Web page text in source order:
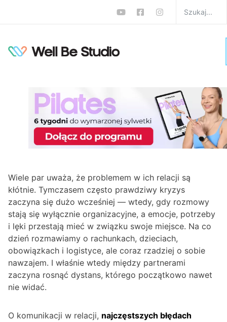
Komunikacja w związku:
psycholog Magdalena
Kleczyńska
Podcast,Podcasty,Psyche,WellBeStories
Monika Zalewska-Biełło
0 komentarzy
Wiele par uważa, że problemem w ich relacji są
kłótnie. Tymczasem często prawdziwy kryzys
zaczyna się dużo wcześniej — wtedy, gdy rozmowy
stają się wyłącznie organizacyjne, a emocje, potrzeby
i lęki przestają mieć w związku swoje miejsce. Na co
dzień rozmawiamy o rachunkach, dzieciach,
obowiązkach i logistyce, ale coraz rzadziej o sobie
nawzajem. I właśnie wtedy między partnerami
zaczyna rosnąć dystans, którego początkowo nawet
nie widać.
O komunikacji w relacji, najczęstszych błędach